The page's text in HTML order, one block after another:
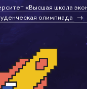
«Высшая школа
олимпиада